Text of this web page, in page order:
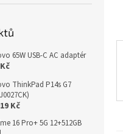
65W USB-C AC adaptér
ThinkPad P14s G7
Kč
16 Pro+ 5G 12+512GB